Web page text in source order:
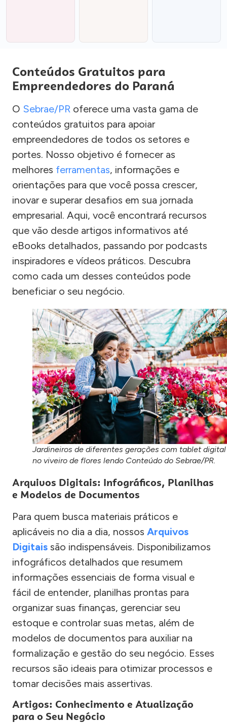
Conteúdos Gratuitos para
Empreendedores do Paraná
O Sebrae/PR oferece uma vasta gama de
conteúdos gratuitos para apoiar
empreendedores de todos os setores e
portes. Nosso objetivo é fornecer as
melhores ferramentas, informações e
orientações para que você possa crescer,
inovar e superar desafios em sua jornada
empresarial. Aqui, você encontrará recursos
que vão desde artigos informativos até
eBooks detalhados, passando por podcasts
inspiradores e vídeos práticos. Descubra
como cada um desses conteúdos pode
beneficiar o seu negócio.
Jardineiros de diferentes gerações com tablet digital
no viveiro de flores lendo Conteúdo do Sebrae/PR.
Arquivos Digitais: Infográficos, Planilhas
e Modelos de Documentos
Para quem busca materiais práticos e
aplicáveis no dia a dia, nossos Arquivos
Digitais são indispensáveis. Disponibilizamos
infográficos detalhados que resumem
informações essenciais de forma visual e
fácil de entender, planilhas prontas para
organizar suas finanças, gerenciar seu
estoque e controlar suas metas, além de
modelos de documentos para auxiliar na
formalização e gestão do seu negócio. Esses
recursos são ideais para otimizar processos e
tomar decisões mais assertivas.
Artigos: Conhecimento e Atualização
para o Seu Negócio